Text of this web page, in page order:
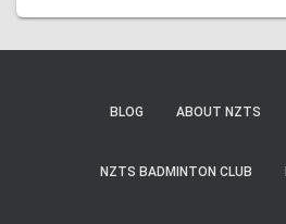
BLOG ABOUT NZTS
NZTS BADMINTON CLUB